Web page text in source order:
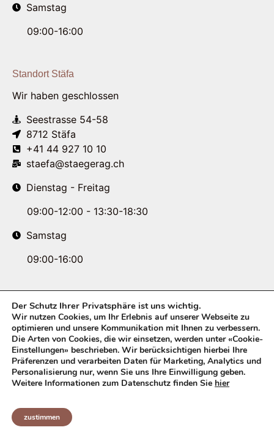
Samstag
09:00-16:00
Standort Stäfa
Wir haben geschlossen
Seestrasse 54-58
8712 Stäfa
+41 44 927 10 10
staefa@staegerag.ch
Dienstag - Freitag
09:00-12:00 - 13:30-18:30
Samstag
09:00-16:00
© Copyright 2026 STAEGER AG. All rights reserved.
Der Schutz Ihrer Privatsphäre ist uns wichtig.
Wir nutzen Cookies, um Ihr Erlebnis auf unserer Webseite zu
optimieren und unsere Kommunikation mit Ihnen zu verbessern.
Die Arten von Cookies, die wir einsetzen, werden unter «Cookie-
Einstellungen» beschrieben. Wir berücksichtigen hierbei Ihre
Präferenzen und verarbeiten Daten für Marketing, Analytics und
Personalisierung nur, wenn Sie uns Ihre Einwilligung geben.
Weitere Informationen zum Datenschutz finden Sie hier
zustimmen